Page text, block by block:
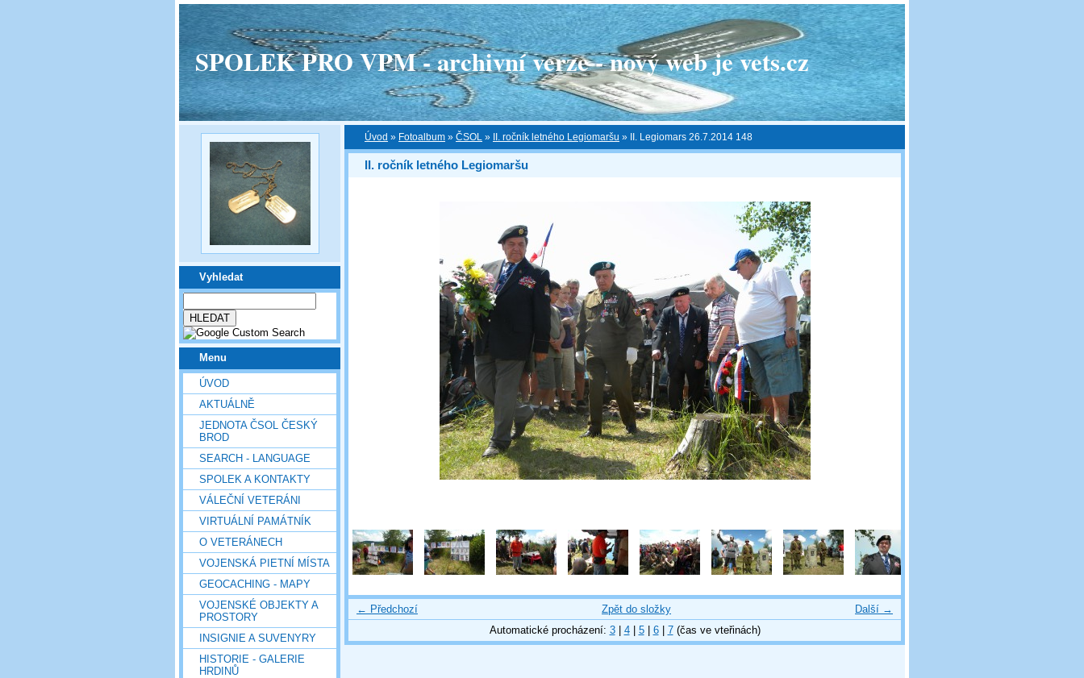
SPOLEK PRO VPM - archivní verze - nový web je vets.cz
Vyhledat
Menu
ÚVOD
AKTUÁLNĚ
JEDNOTA ČSOL ČESKÝ
BROD
SEARCH - LANGUAGE
SPOLEK A KONTAKTY
VÁLEČNÍ VETERÁNI
VIRTUÁLNÍ PAMÁTNÍK
O VETERÁNECH
VOJENSKÁ PIETNÍ MÍSTA
GEOCACHING - MAPY
VOJENSKÉ OBJEKTY A
PROSTORY
INSIGNIE A SUVENYRY
HISTORIE - GALERIE
HRDINŮ
Úvod » Fotoalbum » ČSOL » II. ročník letného Legiomaršu » II. Legiomars 26.7.2014 148
II. ročník letného Legiomaršu
← Předchozí Další →
Zpět do složky
Automatické procházení: 3| 4| 5| 6| 7(čas ve vteřinách)